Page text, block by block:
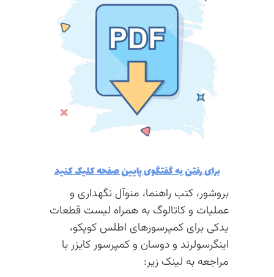
برای رفتن به گفتگوی پایین صفحه کلیک کنید
بروشور، کتب راهنما، منوآل نگهداری و
عملیات و کاتالوگ به همراه لیست قطعات
یدکی برای کمپرسورهای اطلس کوپکو،
اینگرسولرند و دوسان و کمپرسور کایزر با
مراجعه به لینک زیر: